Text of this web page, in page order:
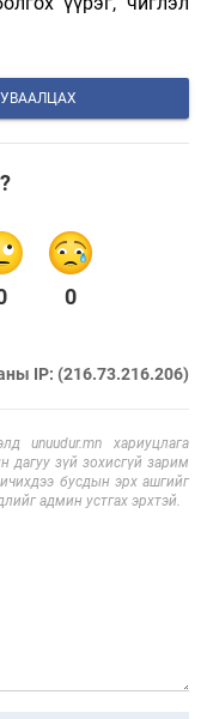
0
IP: (216.73.216.206)
unuudur.mn хариуцлага
зүй зохисгүй зарим
бусдын эрх ашгийг
админ устгах эрхтэй.